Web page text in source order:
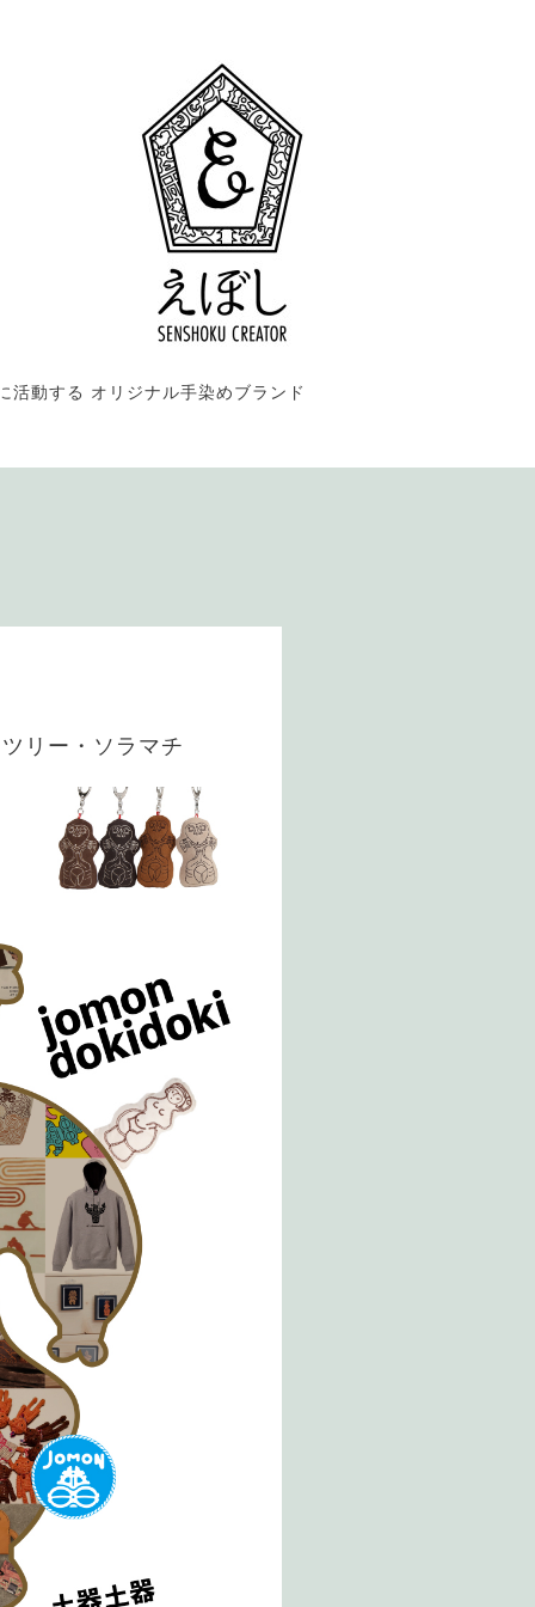
活動する オリジナル手染めブランド
リー・ソラマチ